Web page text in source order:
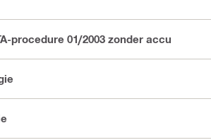
procedure 01/2003 zonder accu